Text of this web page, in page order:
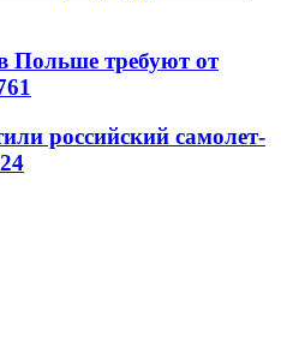
Польше требуют от
российский самолет-